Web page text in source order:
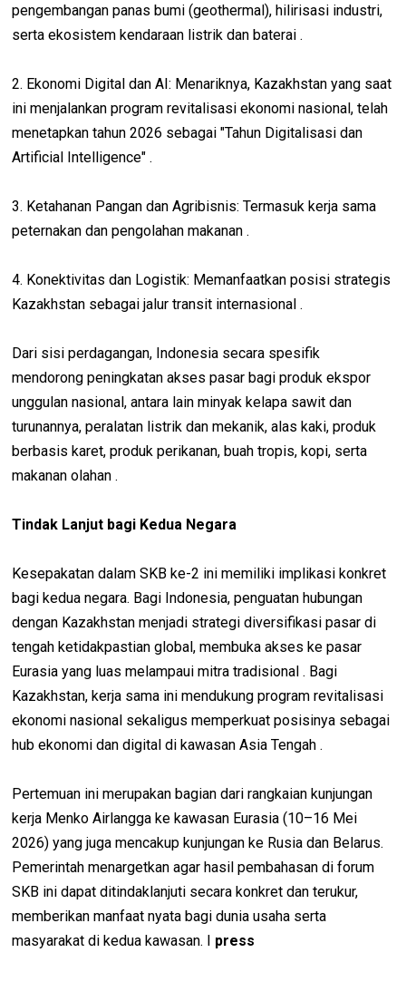
pengembangan panas bumi (geothermal), hilirisasi industri,
serta ekosistem kendaraan listrik dan baterai .
2. Ekonomi Digital dan AI: Menariknya, Kazakhstan yang saat
ini menjalankan program revitalisasi ekonomi nasional, telah
menetapkan tahun 2026 sebagai "Tahun Digitalisasi dan
Artificial Intelligence" .
3. Ketahanan Pangan dan Agribisnis: Termasuk kerja sama
peternakan dan pengolahan makanan .
4. Konektivitas dan Logistik: Memanfaatkan posisi strategis
Kazakhstan sebagai jalur transit internasional .
Dari sisi perdagangan, Indonesia secara spesifik
mendorong peningkatan akses pasar bagi produk ekspor
unggulan nasional, antara lain minyak kelapa sawit dan
turunannya, peralatan listrik dan mekanik, alas kaki, produk
berbasis karet, produk perikanan, buah tropis, kopi, serta
makanan olahan .
Tindak Lanjut bagi Kedua Negara
Kesepakatan dalam SKB ke-2 ini memiliki implikasi konkret
bagi kedua negara. Bagi Indonesia, penguatan hubungan
dengan Kazakhstan menjadi strategi diversifikasi pasar di
tengah ketidakpastian global, membuka akses ke pasar
Eurasia yang luas melampaui mitra tradisional . Bagi
Kazakhstan, kerja sama ini mendukung program revitalisasi
ekonomi nasional sekaligus memperkuat posisinya sebagai
hub ekonomi dan digital di kawasan Asia Tengah .
Pertemuan ini merupakan bagian dari rangkaian kunjungan
kerja Menko Airlangga ke kawasan Eurasia (10–16 Mei
2026) yang juga mencakup kunjungan ke Rusia dan Belarus.
Pemerintah menargetkan agar hasil pembahasan di forum
SKB ini dapat ditindaklanjuti secara konkret dan terukur,
memberikan manfaat nyata bagi dunia usaha serta
masyarakat di kedua kawasan. I press